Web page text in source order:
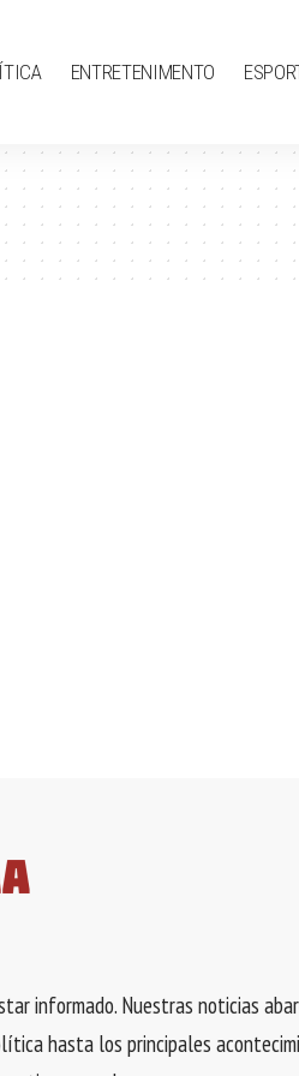
ENTRETENIMENTO
informado. Nuestras noticias
hasta los principales